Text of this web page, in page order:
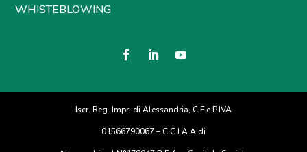
WHISTEBLOWING
Iscr. Reg. Impr. di Alessandria, C.F.e P.IVA
01566790067 – C.C.I.A.A.di